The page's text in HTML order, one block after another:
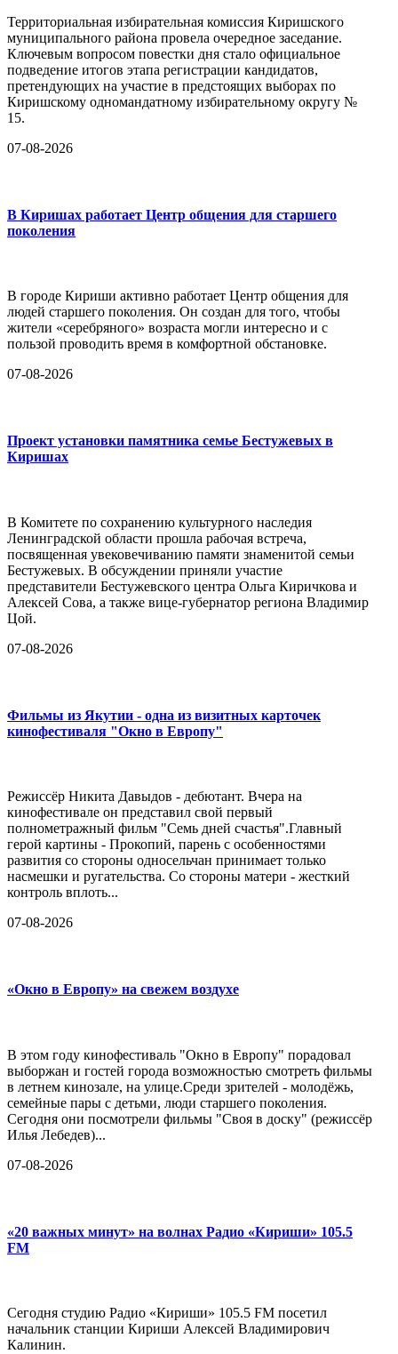
Территориальная избирательная комиссия Киришского
муниципального района провела очередное заседание.
Ключевым вопросом повестки дня стало официальное
подведение итогов этапа регистрации кандидатов,
претендующих на участие в предстоящих выборах по
Киришскому одномандатному избирательному округу №
15.
07-08-2026
В Киришах работает Центр общения для старшего
поколения
В городе Кириши активно работает Центр общения для
людей старшего поколения. Он создан для того, чтобы
жители «серебряного» возраста могли интересно и с
пользой проводить время в комфортной обстановке.
07-08-2026
Проект установки памятника семье Бестужевых в
Киришах
В Комитете по сохранению культурного наследия
Ленинградской области прошла рабочая встреча,
посвященная увековечиванию памяти знаменитой семьи
Бестужевых. В обсуждении приняли участие
представители Бестужевского центра Ольга Киричкова и
Алексей Сова, а также вице-губернатор региона Владимир
Цой.
07-08-2026
Фильмы из Якутии - одна из визитных карточек
кинофестиваля "Окно в Европу"
Режиссёр Никита Давыдов - дебютант. Вчера на
кинофестивале он представил свой первый
полнометражный фильм "Семь дней счастья".Главный
герой картины - Прокопий, парень с особенностями
развития со стороны односельчан принимает только
насмешки и ругательства. Со стороны матери - жесткий
контроль вплоть...
07-08-2026
«Окно в Европу» на свежем воздухе
В этом году кинофестиваль "Окно в Европу" порадовал
выборжан и гостей города возможностью смотреть фильмы
в летнем кинозале, на улице.Среди зрителей - молодёжь,
семейные пары с детьми, люди старшего поколения.
Сегодня они посмотрели фильмы "Своя в доску" (режиссёр
Илья Лебедев)...
07-08-2026
«20 важных минут» на волнах Радио «Кириши» 105.5
FM
Сегодня студию Радио «Кириши» 105.5 FM посетил
начальник станции Кириши Алексей Владимирович
Калинин.